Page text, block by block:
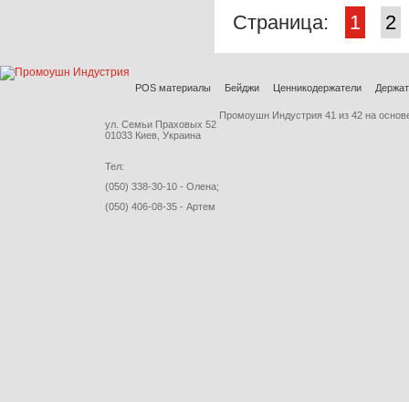
Страница: 1 2
POS материалы Бейджи Ценникодержатели
ул. Семьи Праховых 52
01033 Киев, Украина
Тел:
(050) 338-30-10 - Олена;
(050) 406-08-35 - Артем
Промоушн Индустрия 41 из 42 на